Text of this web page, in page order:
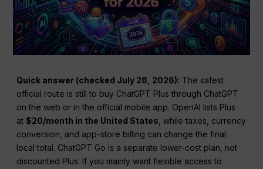
Quick answer (checked July 28, 2026): The safest
official route is still to buy ChatGPT Plus through ChatGPT
on the web or in the official mobile app. OpenAI lists Plus
at$20/month in the United States , while taxes, currency
conversion, and app-store billing can change the final
local total. ChatGPT Go is a separate lower-cost plan, not
discounted Plus. If you mainly want flexible access to